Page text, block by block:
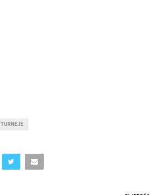
TURNEJE